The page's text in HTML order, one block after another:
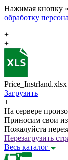
Нажимая кнопку
обработку
+
+
Price_Instrland.xlsx
Загрузить
+
На сервере
Приносим свои
Пожалуйста
Перезагрузить
Весь каталог